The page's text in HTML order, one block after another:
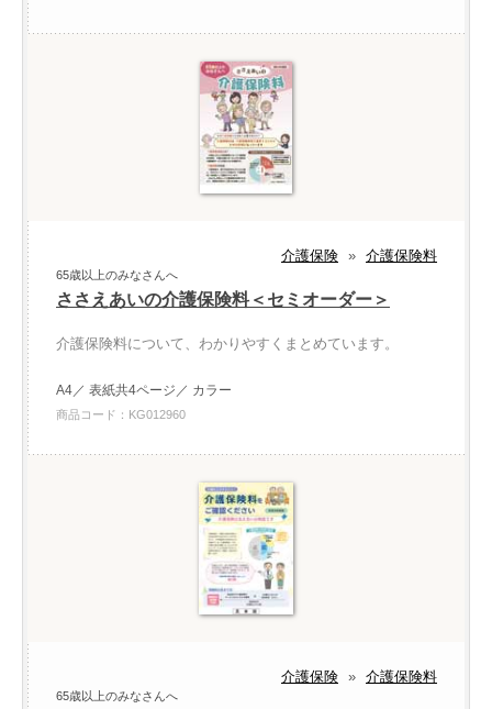
介護保険 » 介護保険料
65歳以上のみなさんへ
ささえあいの介護保険料＜セミオーダー＞
介護保険料について、わかりやすくまとめています。
A4／ 表紙共4ページ／ カラー
商品コード：KG012960
介護保険 » 介護保険料
65歳以上のみなさんへ